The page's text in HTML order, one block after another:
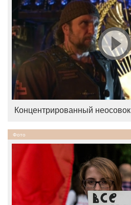
Концентрированный неосовок
Фото